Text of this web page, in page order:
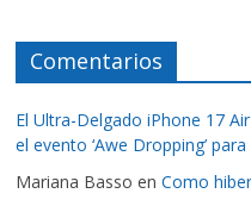
Comentarios
El Ultra-Delgado iPhone 17
el evento ‘Awe Dropping’
Mariana Basso enComo